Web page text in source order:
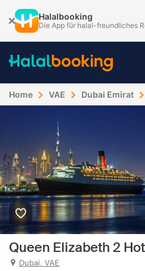
Halalbooking
Die App für halal-freundliches
Home VAE Dubai Emirat
Queen Elizabeth 2
Dubai, VAE